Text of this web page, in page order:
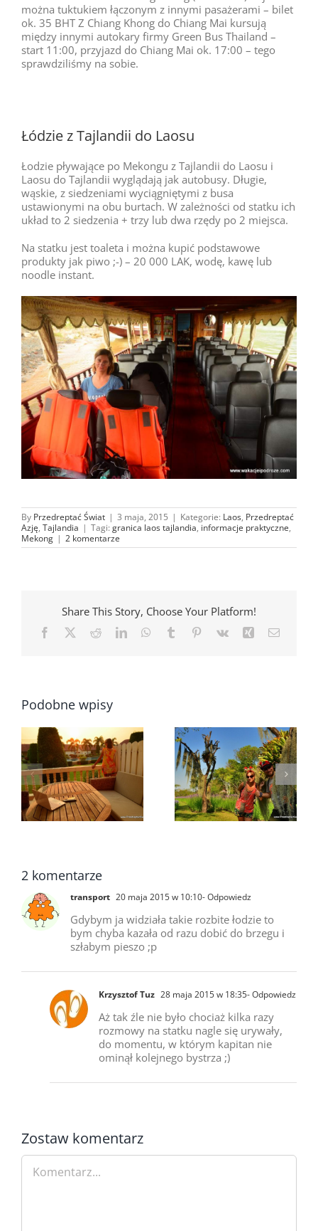
można tuktukiem łączonym z innymi pasażerami – bilet
ok. 35 BHT Z Chiang Khong do Chiang Mai kursują
między innymi autokary firmy Green Bus Thailand –
start 11:00, przyjazd do Chiang Mai ok. 17:00 – tego
sprawdziliśmy na sobie.
Łódzie z Tajlandii do Laosu
Łodzie pływające po Mekongu z Tajlandii do Laosu i
Laosu do Tajlandii wyglądają jak autobusy. Długie,
wąskie, z siedzeniami wyciągniętymi z busa
ustawionymi na obu burtach. W zależności od statku ich
układ to 2 siedzenia + trzy lub dwa rzędy po 2 miejsca.
Na statku jest toaleta i można kupić podstawowe
produkty jak piwo ;-) – 20 000 LAK, wodę, kawę lub
noodle instant.
By Przedreptać Świat | 3 maja, 2015 | Kategorie: Laos, Przedreptać
Azję, Tajlandia | Tagi: granica laos tajlandia, informacje praktyczne,
Mekong | 2 komentarze
Share This Story, Choose Your Platform!
Facebook RedditLinkedInWhatsApp
Tumblr Pinterest
Vk Xing Email
Podobne wpisy
2 nasze ulubione
miejsca – nie
uwierzysz, że to
Bangkok
Czy warto
wypożyczyć
samochód w
Tajlandii?
2 komentarze
transport 20 maja 2015 w 10:10- Odpowiedz
Gdybym ja widziała takie rozbite łodzie to
bym chyba kazała od razu dobić do brzegu i
szłabym pieszo ;p
Krzysztof Tuz 28 maja 2015 w 18:35- Odpowiedz
Aż tak źle nie było chociaż kilka razy
rozmowy na statku nagle się urywały,
do momentu, w którym kapitan nie
ominął kolejnego bystrza ;)
Zostaw komentarz
Comment